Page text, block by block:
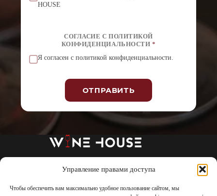
Управление правами доступа
Чтобы обеспечить вам максимально удобное пользование сайтом, мы
HOUSE
СОГЛАСИЕ С ПОЛИТИКОЙ
КОНФИДЕНЦИАЛЬНОСТИ *
Я согласен с политикой конфиденциальности.
ОТПРАВИТЬ
е
р
н
а
и
МАГАЗИН
Винная школа
Дегустации
Мероприятия
Политика конфиденциальности